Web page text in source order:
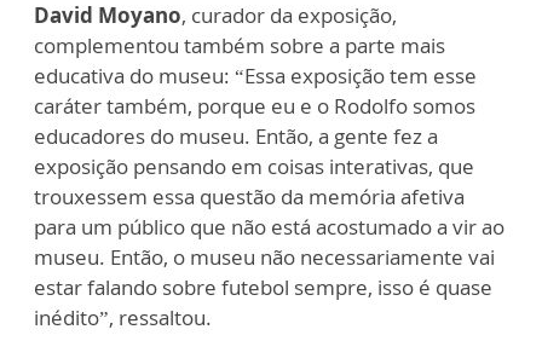
David Moyano, curador da exposição,
complementou também sobre a parte mais
educativa do museu: “Essa exposição tem esse
caráter também, porque eu e o Rodolfo somos
educadores do museu. Então, a gente fez a
exposição pensando em coisas interativas, que
trouxessem essa questão da memória afetiva
para um público que não está acostumado a vir ao
museu. Então, o museu não necessariamente vai
estar falando sobre futebol sempre, isso é quase
inédito”, ressaltou.